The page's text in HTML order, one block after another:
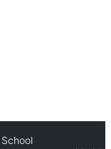
School